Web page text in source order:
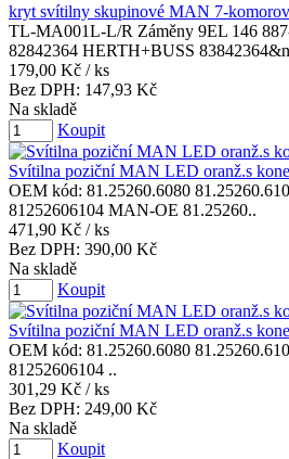
kryt svítilny skupinové MAN 7-
TL-MA001L-L/R Záměny 9EL 146
82842364 HERTH+BUSS
179,00 Kč / ks
Bez DPH: 147,93 Kč
Na skladě
Koupit
Svítilna poziční MAN LED oranž.s
OEM kód: 81.25260.6080
81252606104 MAN-OE 81.25260..
471,90 Kč / ks
Bez DPH: 390,00 Kč
Na skladě
Koupit
Svítilna poziční MAN LED oranž.s
OEM kód: 81.25260.6080
81252606104 ..
301,29 Kč / ks
Bez DPH: 249,00 Kč
Na skladě
Koupit